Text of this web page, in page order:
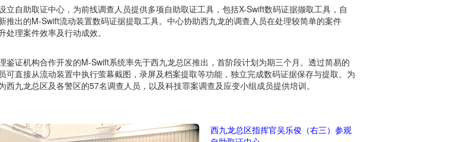
立自助取证中心，为前线调查人员提供多项自助取证工具，包括X-Swift数码证据撷取工具，自
推出的M-Swift流动装置数码证据提取工具。中心协助西九龙的调查人员在处理较简单的案件
理案件效率及行动成效。
鉴证机构合作开发的M-Swift系统率先于西九龙总区推出，首阶段计划为期三个月。透过简易的
可直接从流动装置中执行萤幕截图，录屏及档案提取等功能，独立完成数码证据保存与提取。为
西九龙总区及各警区的57名调查人员，以及科技罪案调查及应变小组成员提供培训。
西九龙总区指挥官吴乐俊（右三）参观